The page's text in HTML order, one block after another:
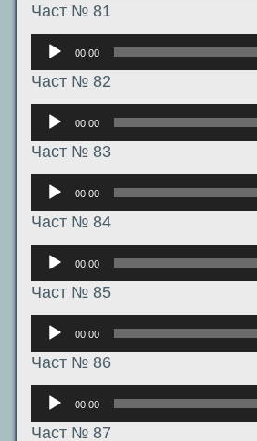
Част № 81
Аудиоплеер
00:00
Част № 82
Аудиоплеер
00:00
Част № 83
Аудиоплеер
00:00
Част № 84
Аудиоплеер
00:00
Част № 85
Аудиоплеер
00:00
Част № 86
Аудиоплеер
00:00
Част № 87